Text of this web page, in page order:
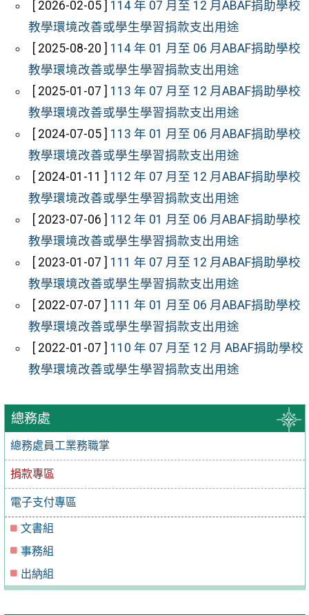
總務處
總務處員工業務職掌
捐款專區
電子支付專區
文書組
事務組
出納組
[ 2026-02-05 ]
114 年 07 月至 12 月ABAF捐助學校
教學環境改善或學生學習捐款支出用途
[ 2025-08-20 ]
114 年 01 月至 06 月ABAF捐助學校
教學環境改善或學生學習捐款支出用途
[ 2025-01-07 ]
113 年 07 月至 12 月ABAF捐助學校
教學環境改善或學生學習捐款支出用途
[ 2024-07-05 ]
113 年 01 月至 06 月ABAF捐助學校
教學環境改善或學生學習捐款支出用途
[ 2024-01-11 ]
112 年 07 月至 12 月ABAF捐助學校
教學環境改善或學生學習捐款支出用途
[ 2023-07-06 ]
112 年 01 月至 06 月ABAF捐助學校
教學環境改善或學生學習捐款支出用途
[ 2023-01-07 ]
111 年 07 月至 12 月ABAF捐助學校
教學環境改善或學生學習捐款支出用途
[ 2022-07-07 ] 111 年 01 月至 06 月ABAF捐助學校
教學環境改善或學生學習捐款支出用途
[ 2022-01-07 ] 110 年 07 月至 12 月 ABAF捐助學校
教學環境改善或學生學習捐款支出用途